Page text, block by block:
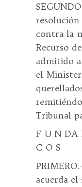
contra la
Recurso
admitido
el
Tribunal
F U N DA
C O S
acuerda